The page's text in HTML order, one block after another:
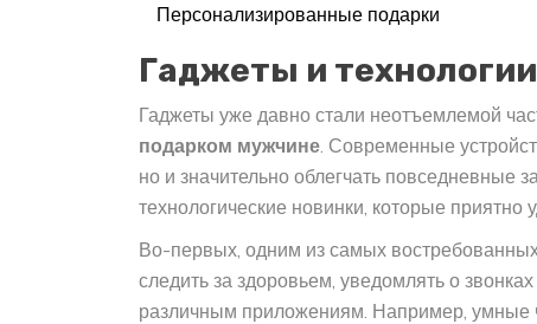
Персонализированные подарки
Гаджеты и технологии
Гаджеты уже давно стали неотъемлемой
подарком мужчине . Современные
но и значительно облегчать
технологические новинки, которые приятно
Во-первых, одним из самых
следить за здоровьем, уведомлять о
различным приложениям. Например, умные